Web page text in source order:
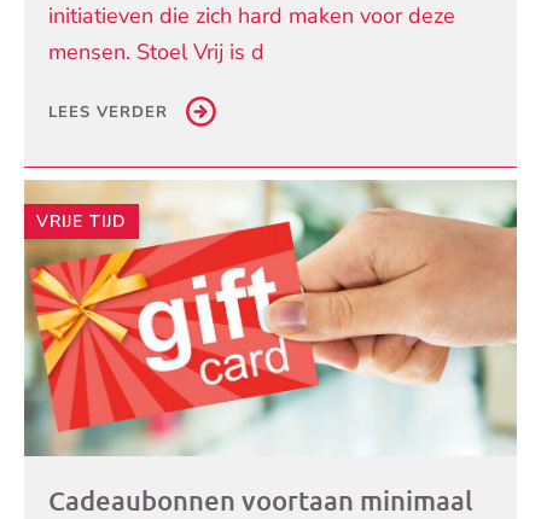
initiatieven die zich hard maken voor deze
mensen. Stoel Vrij is d
LEES VERDER
VRIJE TIJD
Cadeaubonnen voortaan minimaal